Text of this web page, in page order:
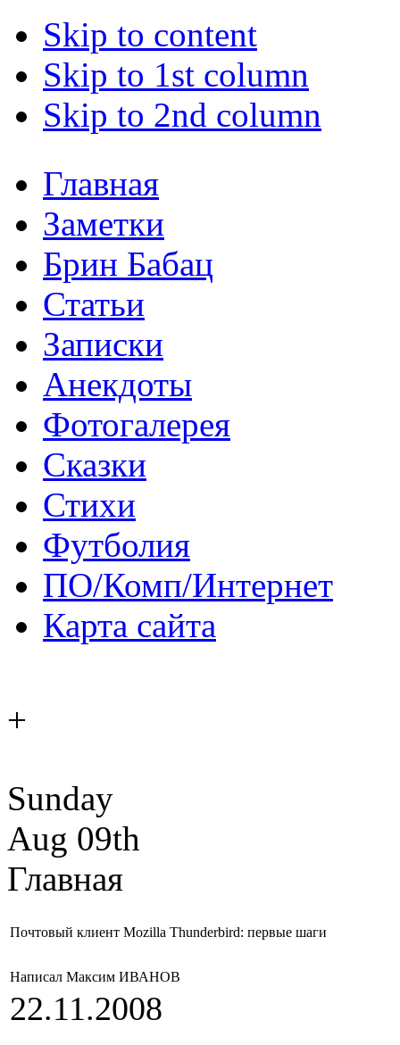
Skip to content
Skip to 1st column
Skip to 2nd column
Главная
Заметки
Брин Бабац
Статьи
Записки
Анекдоты
Фотогалерея
Сказки
Стихи
Футболия
ПО/Комп/Интернет
Карта сайта
+
Sunday
Aug 09th
Главная
Почтовый клиент Mozilla Thunderbird: первые шаги
Написал Максим ИВАНОВ
22.11.2008